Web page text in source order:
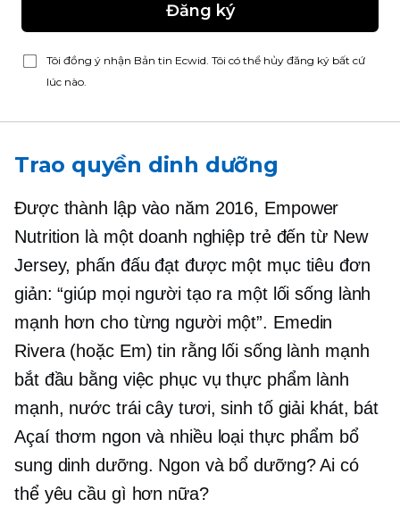
Đăng ký
Tôi đồng ý nhận Bản tin Ecwid. Tôi có thể hủy đăng ký bất cứ
lúc nào.
Trao quyền dinh dưỡng
Được thành lập vào năm 2016, Empower
Nutrition là một doanh nghiệp trẻ đến từ New
Jersey, phấn đấu đạt được một mục tiêu đơn
giản: “giúp mọi người tạo ra một lối sống lành
mạnh hơn cho từng người một”. Emedin
Rivera (hoặc Em) tin rằng lối sống lành mạnh
bắt đầu bằng việc phục vụ thực phẩm lành
mạnh, nước trái cây tươi, sinh tố giải khát, bát
Açaí thơm ngon và nhiều loại thực phẩm bổ
sung dinh dưỡng. Ngon và bổ dưỡng? Ai có
thể yêu cầu gì hơn nữa?